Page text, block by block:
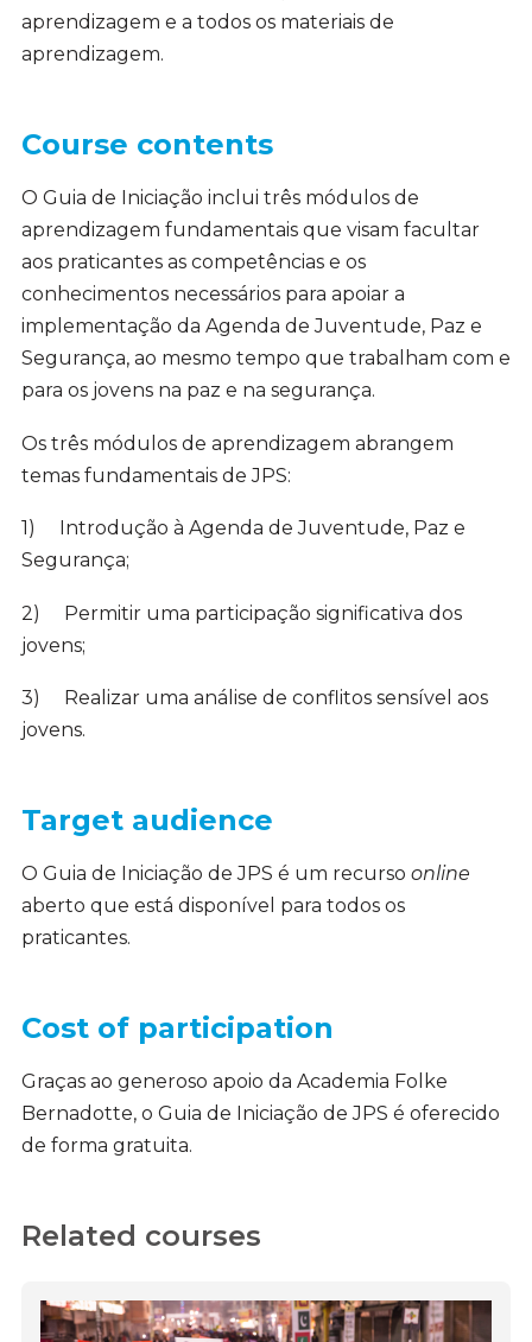
aprendizagem e a todos os materiais de
aprendizagem.
Course contents
O Guia de Iniciação inclui três módulos de
aprendizagem fundamentais que visam facultar
aos praticantes as competências e os
conhecimentos necessários para apoiar a
implementação da Agenda de Juventude, Paz e
Segurança, ao mesmo tempo que trabalham com e
para os jovens na paz e na segurança.
Os três módulos de aprendizagem abrangem
temas fundamentais de JPS:
1)
Introdução à Agenda de Juventude, Paz e
Segurança;
2)
Permitir uma participação significativa dos
jovens;
3)
Realizar uma análise de conflitos sensível aos
jovens.
Target audience
O Guia de Iniciação de JPS é um recurso online
aberto que está disponível para todos os
praticantes.
Cost of participation
Graças ao generoso apoio da Academia Folke
Bernadotte, o Guia de Iniciação de JPS é oferecido
de forma gratuita.
Related courses